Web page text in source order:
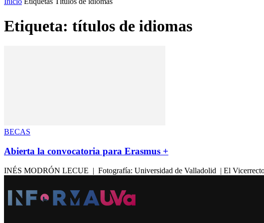
Etiqueta: títulos de idiomas
BECAS
Abierta la convocatoria para Erasmus +
INÉS MODRÓN LECUE | Fotografía: Universidad de Valladolid | El